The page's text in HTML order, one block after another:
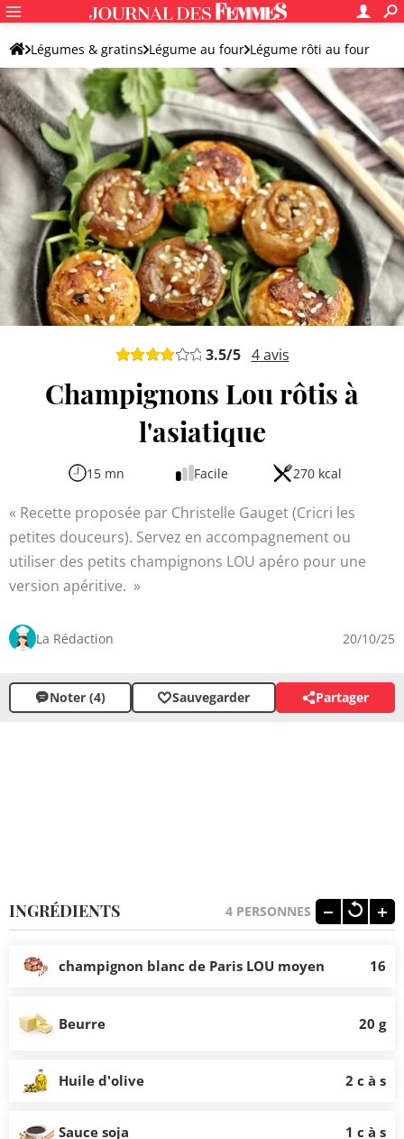
Légumes & gratins Légume au four Légume rôti au four
Autre légume rôti au four
3.5/5 4avis
Champignons Lou rôtis à
l'asiatique
15 mn Facile 270 kcal
Recette proposée par Christelle Gauget (Cricri les
petites douceurs). Servez en accompagnement ou
utiliser des petits champignons LOU apéro pour une
version apéritive.
La Rédaction 20/10/25
Noter (4) Sauvegarder Partager
INGRÉDIENTS 4 PERSONNES
champignon blanc de Paris LOU moyen 16
Beurre 20 g
Huile d'olive 2 c à s
Sauce soja 1 c à s